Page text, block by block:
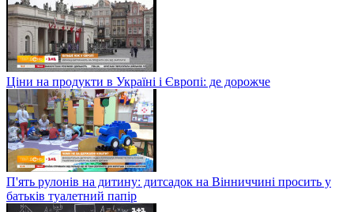
Ціни на продукти в Україні і Європі: де дорожче
П'ять рулонів на дитину: дитсадок на Вінниччині просить у
батьків туалетний папір